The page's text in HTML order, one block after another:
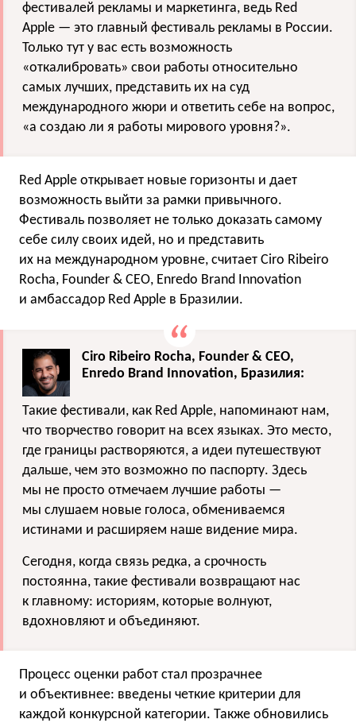
фестивалей рекламы и маркетинга, ведь Red
Apple — это главный фестиваль рекламы в России.
Только тут у вас есть возможность
«откалибровать» свои работы относительно
самых лучших, представить их на суд
международного жюри и ответить себе на вопрос,
«а создаю ли я работы мирового уровня?».
Red Apple открывает новые горизонты и дает
возможность выйти за рамки привычного.
Фестиваль позволяет не только доказать самому
себе силу своих идей, но и представить
их на международном уровне, считает Ciro Ribeiro
Rocha, Founder & CEO, Enredo Brand Innovation
и амбассадор Red Apple в Бразилии.
Ciro Ribeiro Rocha, Founder & CEO,
Enredo Brand Innovation, Бразилия:
Такие фестивали, как Red Apple, напоминают нам,
что творчество говорит на всех языках. Это место,
где границы растворяются, а идеи путешествуют
дальше, чем это возможно по паспорту. Здесь
мы не просто отмечаем лучшие работы —
мы слушаем новые голоса, обмениваемся
истинами и расширяем наше видение мира.
Сегодня, когда связь редка, а срочность
постоянна, такие фестивали возвращают нас
к главному: историям, которые волнуют,
вдохновляют и объединяют.
Процесс оценки работ стал прозрачнее
и объективнее: введены четкие критерии для
каждой конкурсной категории. Также обновились